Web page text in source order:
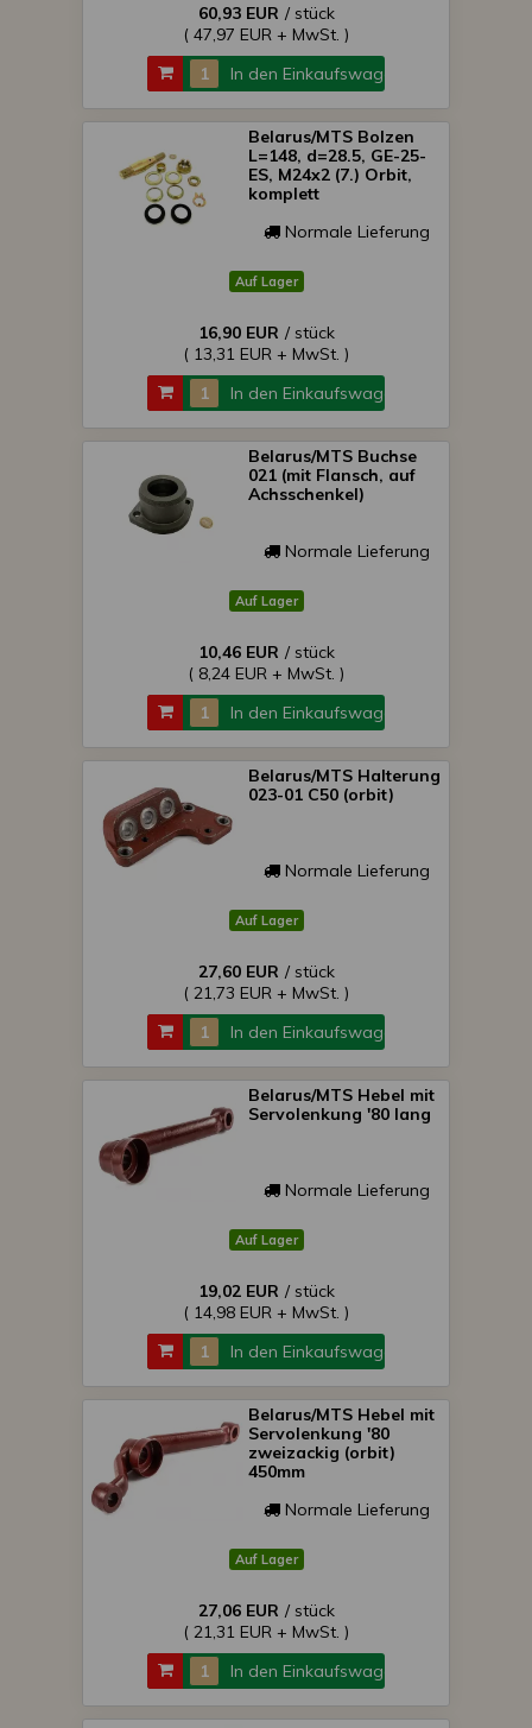
60,93 EUR / stück
( 47,97 EUR + MwSt. )
In den Einkaufswagen
Belarus/MTS Bolzen
L=148, d=28.5, GE-25-
ES, M24x2 (7.) Orbit,
komplett
Normale Lieferung
Auf Lager
16,90 EUR / stück
( 13,31 EUR + MwSt. )
In den Einkaufswagen
Belarus/MTS Buchse
021 (mit Flansch, auf
Achsschenkel)
Normale Lieferung
Auf Lager
10,46 EUR / stück
( 8,24 EUR + MwSt. )
In den Einkaufswagen
Belarus/MTS Halterung
023-01 C50 (orbit)
Normale Lieferung
Auf Lager
27,60 EUR / stück
( 21,73 EUR + MwSt. )
In den Einkaufswagen
Belarus/MTS Hebel mit
Servolenkung '80 lang
Normale Lieferung
Auf Lager
19,02 EUR / stück
( 14,98 EUR + MwSt. )
In den Einkaufswagen
Belarus/MTS Hebel mit
Servolenkung '80
zweizackig (orbit)
450mm
Normale Lieferung
Auf Lager
27,06 EUR / stück
( 21,31 EUR + MwSt. )
In den Einkaufswagen